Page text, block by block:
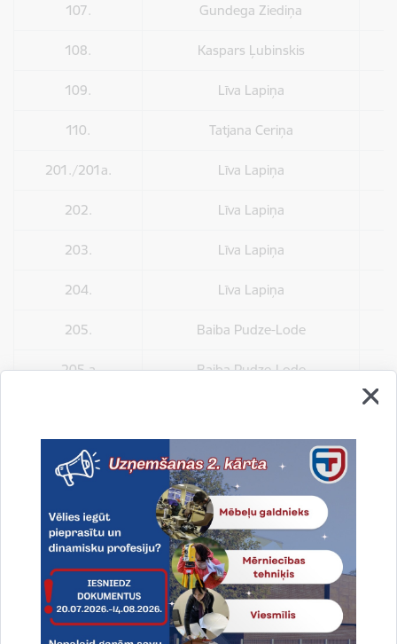
107. Gundega Ziediņa
108. Kaspars Ļubinskis
109. Līva Lapiņa
110. Tatjana Ceriņa
201./201a. Līva Lapiņa
202. Līva Lapiņa
203. Līva Lapiņa
204. Līva Lapiņa
205. Baiba Pudze-Lode
205.a Baiba Pudze-Lode
208.
209. Līva Lapiņa
210. Baiba Pudze-Lode